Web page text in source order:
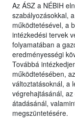
Az ÁSZ a NÉBIH
szabályozásokkal,
működtetésével, a
intézkedési tervek
folyamatában a
eredményességi
Továbbá
működtetésében,
változtatásoknál, a
végrehajtásánál,
átadásánál,
megszüntetésére.